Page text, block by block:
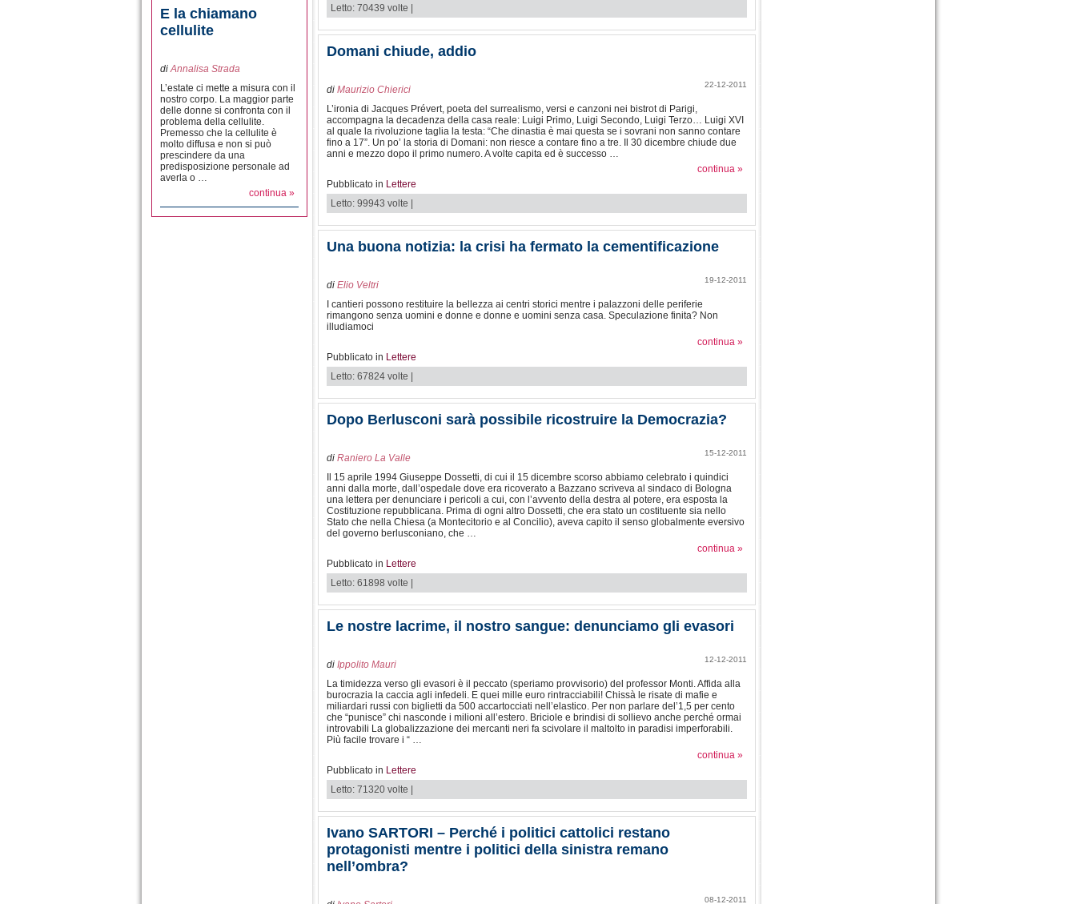
E la chiamano
cellulite
diAnnalisa Strada
L’estate ci mette a misura con il
nostro corpo. La maggior parte
delle donne si confronta con il
problema della cellulite.
Premesso che la cellulite è
molto diffusa e non si può
prescindere da una
predisposizione personale ad
averla o …
continua »
Letto: 70439 volte |
Domani chiude, addio
22-12-2011
di Maurizio Chierici
L’ironia di Jacques Prévert, poeta del surrealismo, versi e canzoni nei bistrot di Parigi,
accompagna la decadenza della casa reale: Luigi Primo, Luigi Secondo, Luigi Terzo… Luigi XVI
al quale la rivoluzione taglia la testa: “Che dinastia è mai questa se i sovrani non sanno contare
fino a 17”. Un po’ la storia di Domani: non riesce a contare fino a tre. Il 30 dicembre chiude due
anni e mezzo dopo il primo numero. A volte capita ed è successo …
continua »
Pubblicato in Lettere
Letto: 99943 volte |
Una buona notizia: la crisi ha fermato la cementificazione
19-12-2011
di Elio Veltri
I cantieri possono restituire la bellezza ai centri storici mentre i palazzoni delle periferie
rimangono senza uomini e donne e donne e uomini senza casa. Speculazione finita? Non
illudiamoci
continua »
Pubblicato in Lettere
Letto: 67824 volte |
Dopo Berlusconi sarà possibile ricostruire la Democrazia?
15-12-2011
di Raniero La Valle
Il 15 aprile 1994 Giuseppe Dossetti, di cui il 15 dicembre scorso abbiamo celebrato i quindici
anni dalla morte, dall’ospedale dove era ricoverato a Bazzano scriveva al sindaco di Bologna
una lettera per denunciare i pericoli a cui, con l’avvento della destra al potere, era esposta la
Costituzione repubblicana. Prima di ogni altro Dossetti, che era stato un costituente sia nello
Stato che nella Chiesa (a Montecitorio e al Concilio), aveva capito il senso globalmente eversivo
del governo berlusconiano, che …
continua »
Pubblicato in Lettere
Letto: 61898 volte |
Le nostre lacrime, il nostro sangue: denunciamo gli evasori
12-12-2011
di Ippolito Mauri
La timidezza verso gli evasori è il peccato (speriamo provvisorio) del professor Monti. Affida alla
burocrazia la caccia agli infedeli. E quei mille euro rintracciabili! Chissà le risate di mafie e
miliardari russi con biglietti da 500 accartocciati nell’elastico. Per non parlare del’1,5 per cento
che “punisce” chi nasconde i milioni all’estero. Briciole e brindisi di sollievo anche perché ormai
introvabili La globalizzazione dei mercanti neri fa scivolare il maltolto in paradisi imperforabili.
Più facile trovare i “ …
continua »
Pubblicato in Lettere
Letto: 71320 volte |
Ivano SARTORI – Perché i politici cattolici restano
protagonisti mentre i politici della sinistra remano
nell’ombra?
08-12-2011